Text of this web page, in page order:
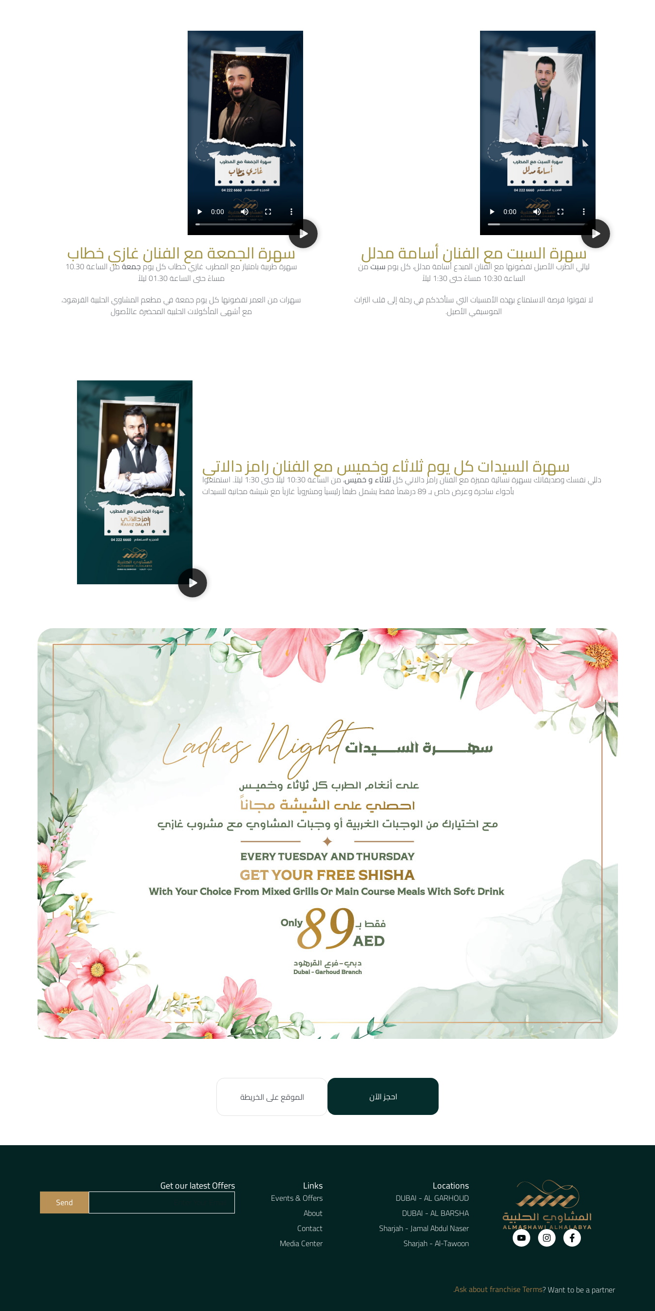
سهرة السبت مع الفنان أسامة مدلل
ليالي الطرب الأصيل تقضونها مع الفنان المبدع أسامة مدلل، كل يومسبتمن
الساعة 10:30 مساءً حتى 1:30 ليلاً
لا تفوتوا فرصة الاستمتاع بهذه الأمسيات التي ستأخذكم في رحلة إلى قلب التراث
الموسيقي الأصيل.
سهرة الجمعة مع الفنان غازي خطاب
سهرة طربية بامتياز مع المطرب غازي خطاب كل يومجمعة
من الساعة 10.30
مساءً حتى الساعة 01.30 ليلاً
سهرات من العمر تقضونها كل يوم جمعة في مطعم المشاوي الحلبية القرهود،
مع أشهى المأكولات الحلبية المحضرة عالأصول
سهرة السيدات كل يوم ثلاثاء وخميس مع الفنان رامز دالاتي
دللي نفسك وصديقاتك بسهرة نسائية مميزة مع الفنان رامز دالاتي كلثلاثاء و خميس
، من الساعة 10:30 ليلاً حتى 1:30 ليلاً. استمتعوا
بأجواء ساحرة وعرض خاص بـ 89 درهماً فقط يشمل طبقاً رئيسياً ومشروباً غازياً مع شيشة مجانية للسيدات
احجز الآن الموقع على الخريطة
Locations
DUBAI - AL GARHOUD
DUBAI - AL BARSHA
Sharjah - Jamal Abdul Naser
Sharjah - Al-Tawoon
Links
Events & Offers
About
Contact
Media Center
Get our latest Offers
Send
Want to be a partner ?
Ask about franchise Terms.